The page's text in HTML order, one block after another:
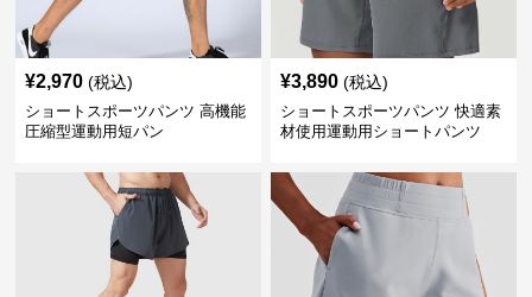
¥2,970 (税込)
ショートスポーツパンツ 高機能
圧縮型運動用短パン
¥3,890 (税込)
ショートスポーツパンツ 快適素
材使用運動用ショートパンツ